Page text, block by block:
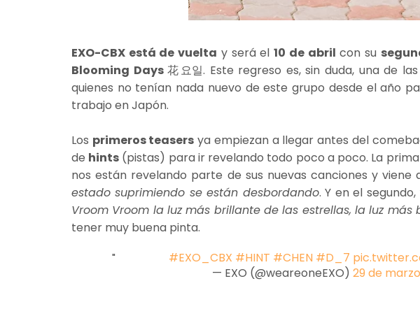
EXO-CBX está de vuelta y será el10 de abril con su
Blooming Days花요일. Este regreso es, sin duda, una de
quienes no tenían nada nuevo de este grupo desde el año
trabajo en Japón.
Los primeros teasers ya empiezan a llegar antes del
de hints (pistas) para ir revelando todo poco a poco. La
nos están revelando parte de sus nuevas canciones y viene
estado suprimiendo se están desbordando. Y en el
Vroom Vroom la luz más brillante de las estrellas, la luz más
tener muy buena pinta.
#EXO_CBX #HINT #CHEN #D_7
— EXO (@weareoneEXO) 29 de